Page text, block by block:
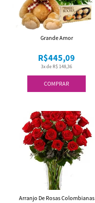
COMPRAR
3x de R$ 148,36
R$445,09
Grande Amor
Arranjo De Rosas Colombianas